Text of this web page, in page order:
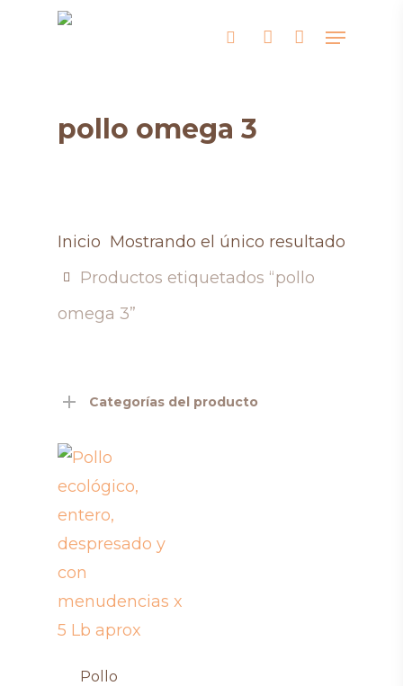
searchaccount
Menu
pollo omega 3
Mostrando el único resultado
Inicio
Productos etiquetados “pollo
omega 3”
Categorías del producto
Pollo